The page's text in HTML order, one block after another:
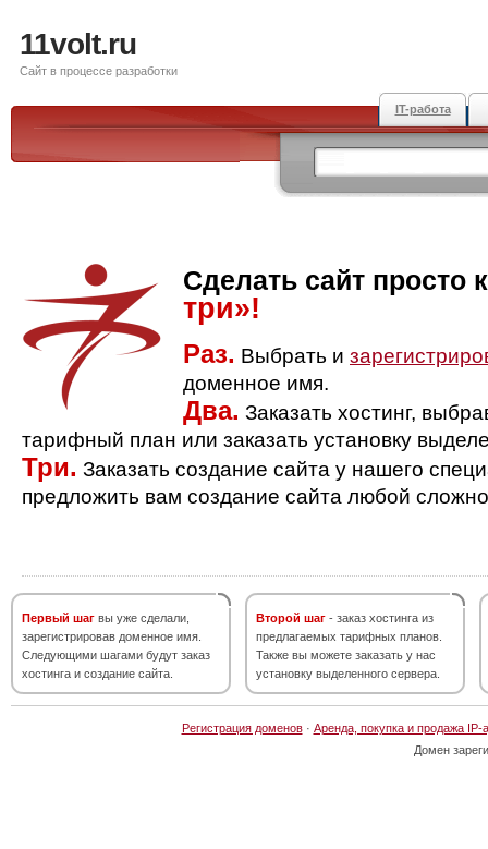
11volt.ru
Сайт в процессе разработки
IT-работа
Сделать сайт просто
три»!
Раз. Выбрать и
доменное имя.
Два. Заказать хостинг,
тарифный план или заказать установку
Три. Заказать создание сайта у нашего
предложить вам создание сайта любой
Первый шаг вы уже сделали,
зарегистрировав доменное имя.
Следующими шагами будут заказ
хостинга и создание сайта.
Второй шаг - заказ хостинга из
предлагаемых тарифных планов.
Также вы можете заказать у нас
установку выделенного сервера.
Регистрация доменов· Аренда, покупка и продажа IP-
Домен